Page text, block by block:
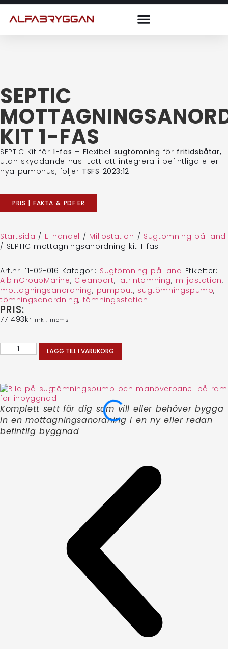
SEPTIC
KIT 1-FAS
SEPTIC Kit för1-fas – Flexibel sugtömning för fritidsbåtar,
utan skyddande hus. Lätt att integrera i befintliga eller
nya pumphus, följer TSFS 2023:12.
PRIS | FAKTA & PDF:ER
Startsida / E-handel / Miljöstation / Sugtömning på land
/ SEPTIC mottagningsanordning kit 1-fas
Art.nr:11-02-016 Kategori: Sugtömning på land Etiketter:
AlbinGroupMarine, Cleanport, latrintömning, miljöstation,
mottagningsanordning, pumpout, sugtömningspump,
tömningsanordning, tömningsstation
PRIS:
77 493kr inkl. moms
LÄGG TILL I VARUKORG
Komplett sett för dig som vill eller behöver bygga
in en mottagningsanordning i en ny eller redan
befintlig byggnad